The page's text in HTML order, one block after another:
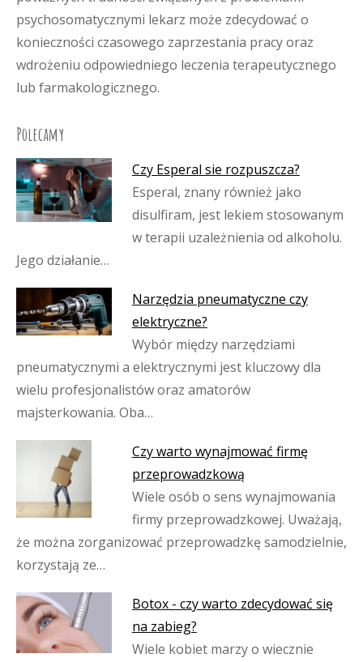
psychosomatycznymi lekarz może zdecydować o
konieczności czasowego zaprzestania pracy oraz
wdrożeniu odpowiedniego leczenia terapeutycznego
lub farmakologicznego.
Polecamy
Czy Esperal sie rozpuszcza?
Esperal, znany również jako
disulfiram, jest lekiem stosowanym
w terapii uzależnienia od alkoholu.
Jego działanie…
Narzędzia pneumatyczne czy
elektryczne?
Wybór między narzędziami
pneumatycznymi a elektrycznymi jest kluczowy dla
wielu profesjonalistów oraz amatorów
majsterkowania. Oba…
Czy warto wynajmować firmę
przeprowadzkową
Wiele osób o sens wynajmowania
firmy przeprowadzkowej. Uważają,
że można zorganizować przeprowadzkę samodzielnie,
korzystają ze…
Botox - czy warto zdecydować się
na zabieg?
Wiele kobiet marzy o wiecznie